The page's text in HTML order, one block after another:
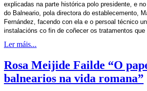
explicadas na parte histórica polo presidente, e
do Balneario, pola directora do establecemento,
Fernández, facendo con ela e o persoal técnico
instalacións co fin de coñecer os tratamentos que
Ler máis...
Rosa Meijide Failde “O
balnearios na vida romana”